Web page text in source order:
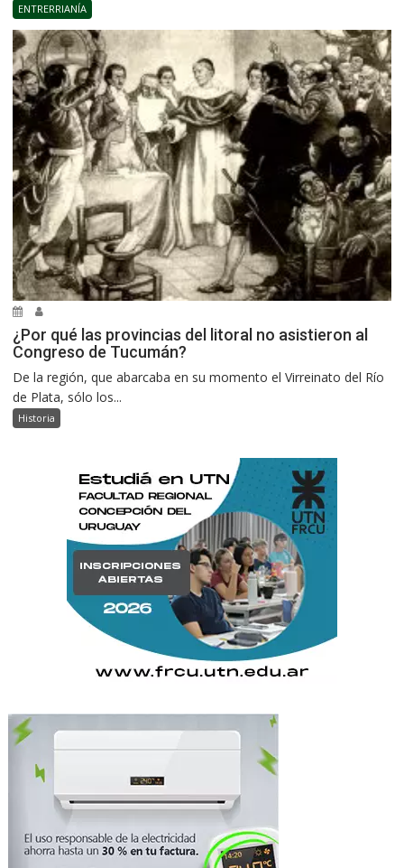
ENTRERRIANÍA
¿Por qué las provincias del litoral no asistieron al
Congreso de Tucumán?
De la región, que abarcaba en su momento el Virreinato del Río
de Plata, sólo los...
Historia